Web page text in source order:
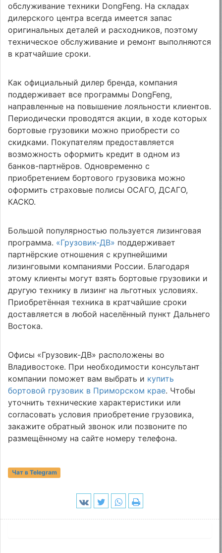
обслуживание техники DongFeng. На складах
дилерского центра всегда имеется запас
оригинальных деталей и расходников, поэтому
техническое обслуживание и ремонт выполняются
в кратчайшие сроки.
Как официальный дилер бренда, компания
поддерживает все программы DongFeng,
направленные на повышение лояльности клиентов.
Периодически проводятся акции, в ходе которых
бортовые грузовики можно приобрести со
скидками. Покупателям предоставляется
возможность оформить кредит в одном из
банков-партнёров. Одновременно с
приобретением бортового грузовика можно
оформить страховые полисы ОСАГО, ДСАГО,
КАСКО.
Большой популярностью пользуется лизинговая
программа. «Грузовик-ДВ» поддерживает
партнёрские отношения с крупнейшими
лизинговыми компаниями России. Благодаря
этому клиенты могут взять бортовые грузовики и
другую технику в лизинг на льготных условиях.
Приобретённая техника в кратчайшие сроки
доставляется в любой населённый пункт Дальнего
Востока.
Офисы «Грузовик-ДВ» расположены во
Владивостоке. При необходимости консультант
компании поможет вам выбрать и купить
бортовой грузовик в Приморском крае. Чтобы
уточнить технические характеристики или
согласовать условия приобретение грузовика,
закажите обратный звонок или позвоните по
размещённому на сайте номеру телефона.
Чат в Telegram